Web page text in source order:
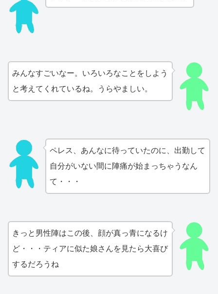
みんなすごいなー。いろいろなことをしよう
と考えてくれているね。うらやましい。
ペレス、あんなに待っていたのに、出勤して
自分がいない間に陣痛が始まっちゃうなん
て・・・
きっと男性陣はこの後、顔が真っ青になるけ
ど・・・ティアに似た娘さんを見たら大喜び
するだろうね